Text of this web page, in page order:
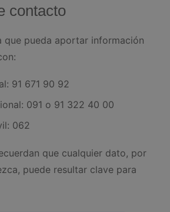
contacto
que pueda aportar información
91 671 90 92
091 o 91 322 40 00
062
que cualquier dato, por
puede resultar clave para